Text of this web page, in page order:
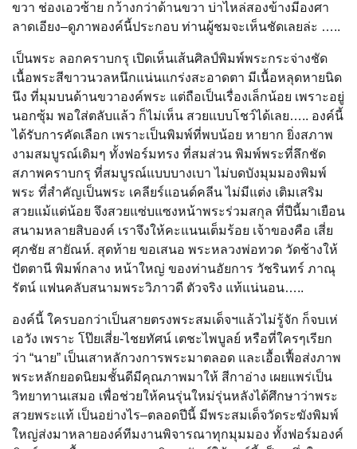
ขวา ช่องเอวซ้าย กว้างกว่าด้านขวา บ่าไหล่สองข้างมีองศา
ลาดเอียง–ดูภาพองค์นี้ประกอบ ท่านผู้ชมจะเห็นชัดเลยล่ะ …..
เป็นพระ ลอกคราบกรุ เปิดเห็นเส้นศิลป์พิมพ์พระกระจ่างชัด
เนื้อพระสีขาวนวลหนึกแน่นแกร่งสะอาดตา มีเนื้อหลุดหายนิด
นึง ที่มุมบนด้านขวาองค์พระ แต่ถือเป็นเรื่องเล็กน้อย เพราะอยู่
นอกซุ้ม พอใส่ตลับแล้ว ก็ไม่เห็น สวยแบบโชว์ได้เลย….. องค์นี้
ได้รับการคัดเลือก เพราะเป็นพิมพ์ที่พบน้อย หายาก ยิ่งสภาพ
งามสมบูรณ์เดิมๆ ทั้งฟอร์มทรง ที่สมส่วน พิมพ์พระที่ลึกชัด
สภาพคราบกรุ ที่สมบูรณ์แบบบางเบา ไม่บดบังมุมมองพิมพ์
พระ ที่สำคัญเป็นพระ เคลียร์แอนด์คลีน ไม่มีแต่ง เติมเสริม
สวยแม้แต่น้อย จึงสวยแซ่บแซงหน้าพระร่วมสกุล ที่ปีนี้มาเยือน
สนามหลายสิบองค์ เราจึงให้คะแนนเต็มร้อย เจ้าของคือ เสี่ย
ศุภชัย สายัณห์. สุดท้าย ขอเสนอ พระหลวงพ่อทวด วัดช้างให้
ปัตตานี พิมพ์กลาง หน้าใหญ่ ของท่านอัยการ วัชรินทร์ ภาณุ
รัตน์ แฟนคลับสนามพระวิภาวดี ตัวจริง แท้แน่นอน…..
องค์นี้ ใครบอกว่าเป็นสายตรงพระสมเด็จฯแล้วไม่รู้จัก ก็จบเห่
เอวัง เพราะ โป๊ยเสี่ย-ไชยทัศน์ เตชะไพบูลย์ หรือที่ใครๆเรียก
ว่า “นาย” เป็นเสาหลักวงการพระมาตลอด และเอื้อเฟื้อส่งภาพ
พระหลักยอดนิยมชั้นดีมีคุณภาพมาให้ สีกาอ่าง เผยแพร่เป็น
วิทยาทานเสมอ เพื่อช่วยให้คนรุ่นใหม่รุ่นหลังได้ศึกษาว่าพระ
สวยพระแท้ เป็นอย่างไร–ตลอดปีนี้ มีพระสมเด็จวัดระฆังพิมพ์
ใหญ่ส่งมาหลายองค์ทีมงานพิจารณาทุกมุมมอง ทั้งฟอร์มองค์